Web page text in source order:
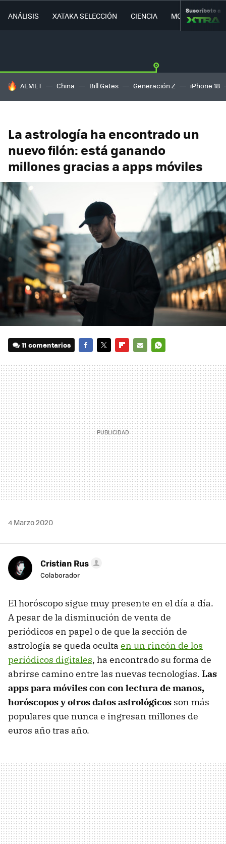
ANÁLISIS XATAKA SELECCIÓN CIENCIA MOVILIDAD
Suscríbete a
HOY SE HABLA DE
AEMET China Bill Gates Generación Z iPhone 18
La astrología ha encontrado un
nuevo filón: está ganando
millones gracias a apps móviles
11 comentarios
MAIL
4 Marzo 2020
Cristian Rus
Colaborador
El horóscopo sigue muy presente en el día a día.
A pesar de la disminución de venta de
periódicos en papel o de que la sección de
astrología se queda oculta en un rincón de los
periódicos digitales, ha encontrado su forma de
abrirse camino entre las nuevas tecnologías. Las
apps para móviles con con lectura de manos,
horóscopos y otros datos astrológicos son más
populares que nunca e ingresan millones de
euros año tras año.